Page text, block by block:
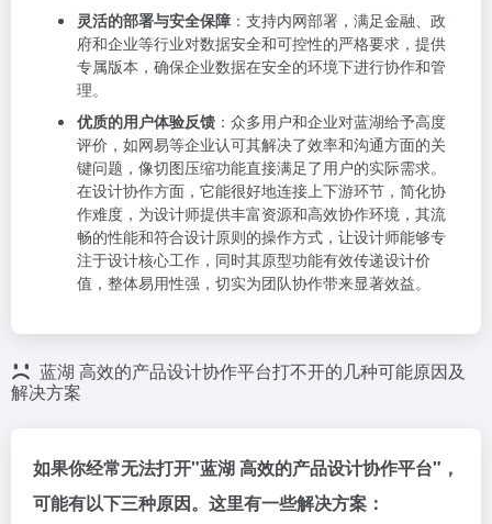
灵活的部署与安全保障 ：支持内网部署，满足金融、政
府和企业等行业对数据安全和可控性的严格要求，提供
专属版本，确保企业数据在安全的环境下进行协作和管
理。
优质的用户体验反馈 ：众多用户和企业对蓝湖给予高度
评价，如网易等企业认可其解决了效率和沟通方面的关
键问题，像切图压缩功能直接满足了用户的实际需求。
在设计协作方面，它能很好地连接上下游环节，简化协
作难度，为设计师提供丰富资源和高效协作环境，其流
畅的性能和符合设计原则的操作方式，让设计师能够专
注于设计核心工作，同时其原型功能有效传递设计价
值，整体易用性强，切实为团队协作带来显著效益。
蓝湖 高效的产品设计协作平台打不开的几种可能原因及
解决方案
如果你经常无法打开"蓝湖 高效的产品设计协作平台"，
可能有以下三种原因。这里有一些解决方案：